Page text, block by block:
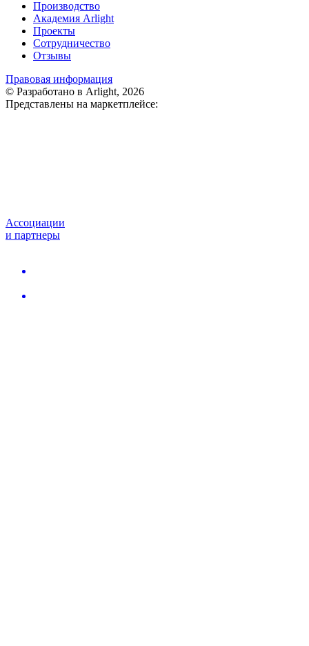
Производство
Академия Arlight
Проекты
Сотрудничество
Отзывы
Правовая информация
© Разработано в Arlight, 2026
Представлены на маркетплейсе:
Ассоциации
и партнеры